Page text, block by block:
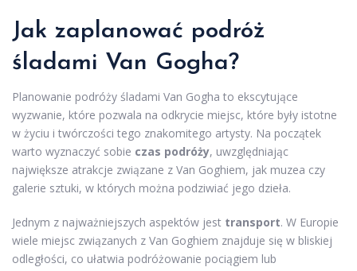
Jak zaplanować podróż
śladami Van Gogha?
Planowanie podróży śladami Van Gogha to ekscytujące
wyzwanie, które pozwala na odkrycie miejsc, które były istotne
w życiu i twórczości tego znakomitego artysty. Na początek
warto wyznaczyć sobie czas podróży, uwzględniając
największe atrakcje związane z Van Goghiem, jak muzea czy
galerie sztuki, w których można podziwiać jego dzieła.
Jednym z najważniejszych aspektów jest transport. W Europie
wiele miejsc związanych z Van Goghiem znajduje się w bliskiej
odległości, co ułatwia podróżowanie pociągiem lub